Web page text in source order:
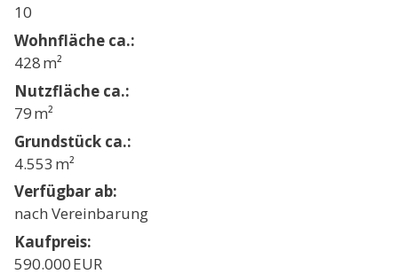
10
Wohnfläche ca.:
428 m²
Nutzfläche ca.:
79 m²
Grund­stück ca.:
4.553 m²
Verfügbar ab:
nach Vereinbarung
Kaufpreis:
590.000 EUR